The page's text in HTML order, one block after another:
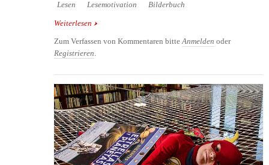
Lesen Lesemotivation Bilderbuch
Weiterlesen über Kinder zum Lesen motivieren
Zum Verfassen von Kommentaren bitteAnmelden oder
Registrieren.